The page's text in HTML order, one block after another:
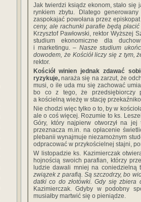
Jak twierdzi ksiądz ekonom, stało
rynkiem zbytu. Dlatego
zaspokajać powołana przez
ceny, ale rachunki parafie będą płacić
Krzysztof Pawłowski, rektor Wyższej
studium ekonomiczne dla
i marketingu. – Nasze studium
dowodem, że Kościół liczy się z tym,
rektor.
Kościół winien jednak zdawać
ryzykuje, naraża się na zarzut, że
musi, o ile uda mu się zachować
bo co z tego, że przedsiębiorczy
a kościelną wieżę w stację
Nie chodzi więc tylko o to, by w
ale o coś więcej. Rozumie to ks.
Góry, który najpierw otworzył na
przeznacza m.in. na opłacenie
plebanii wynajmuje niezamożnym
odpracować w przykościelnej stajni,
W listopadzie ks. Kazimierczak
hojnością swoich parafian, którzy
ludzie dawali mniej na coniedzielną
związek z parafią. Są szczodrzy, bo
datki co do złotówki. Gdy się zbiera
Kazimierczak. Gdyby w podobny
musiałby martwić się o pieniądze.